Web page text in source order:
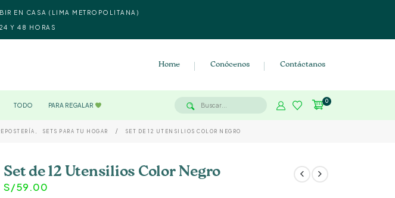
EN CASA (LIMA METROPOLITANA)
24 Y 48 HORAS
Home Conócenos Contáctanos
TODO PARA REGALAR
0
, SETS PARA TU HOGAR SET DE 12 UTENSILIOS COLOR NEGRO
Set de 12 Utensilios Color Negro
S/59.00